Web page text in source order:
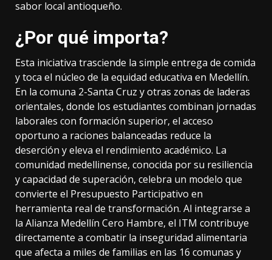
sabor local antioqueño.
¿Por qué importa?
Esta iniciativa trasciende la simple entrega de comida
y toca el núcleo de la equidad educativa en Medellín.
En la comuna 2-Santa Cruz y otras zonas de laderas
orientales, donde los estudiantes combinan jornadas
laborales con formación superior, el acceso
oportuno a raciones balanceadas reduce la
deserción y eleva el rendimiento académico. La
comunidad medellinense, conocida por su resiliencia
y capacidad de superación, celebra un modelo que
convierte el Presupuesto Participativo en
herramienta real de transformación. Al integrarse a
la Alianza Medellín Cero Hambre, el ITM contribuye
directamente a combatir la inseguridad alimentaria
que afecta a miles de familias en las 16 comunas y